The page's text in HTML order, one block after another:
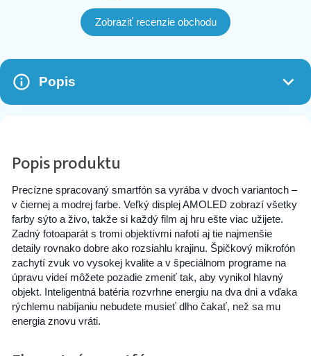
Zobraziť recenzie obchodu
Popis
Popis produktu
Precízne spracovaný smartfón sa vyrába v dvoch variantoch –
v čiernej a modrej farbe. Veľký displej AMOLED zobrazí všetky
farby sýto a živo, takže si každý film aj hru ešte viac užijete.
Zadný fotoaparát s tromi objektívmi nafotí aj tie najmenšie
detaily rovnako dobre ako rozsiahlu krajinu. Špičkový mikrofón
zachytí zvuk vo vysokej kvalite a v špeciálnom programe na
úpravu videí môžete pozadie zmeniť tak, aby vynikol hlavný
objekt. Inteligentná batéria rozvrhne energiu na dva dni a vďaka
rýchlemu nabíjaniu nebudete musieť dlho čakať, než sa mu
energia znovu vráti.